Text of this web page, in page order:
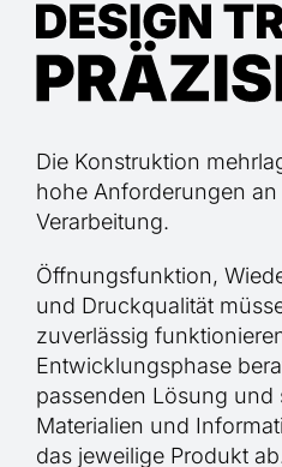
Die Konstruktion
hohe Anforderungen
Verarbeitung.
Öffnungsfunktion,
und Druckqualität
zuverlässig
Entwicklungsphase
passenden Lösung und
Materialien und
das jeweilige Produkt